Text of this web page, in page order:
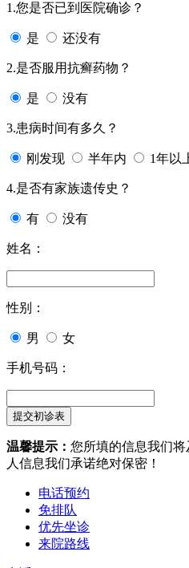
1.您是否已到医院确诊？
是 还没有
2.是否服用抗癣药物？
是 没有
3.患病时间有多久？
刚发现 半年内 1年以
4.是否有家族遗传史？
有 没有
姓名：
性别：
男 女
手机号码：
温馨提示： 您所填的信息我们
人信息我们承诺绝对保密！
电话预约
免排队
优先坐诊
来院路线